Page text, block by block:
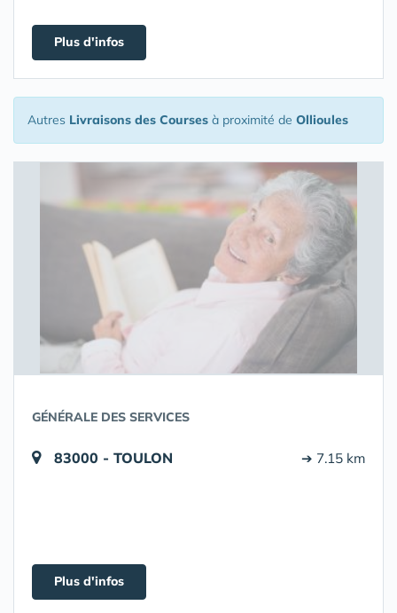
Plus d'infos
Autres Livraisons des Courses à proximité de Ollioules
GÉNÉRALE DES SERVICES
83000 - TOULON ➔ 7.15 km
Plus d'infos